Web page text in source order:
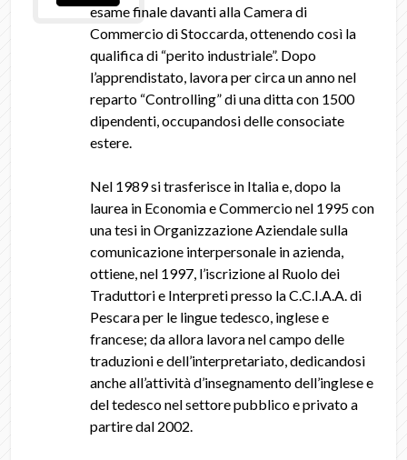
esame finale davanti alla Camera di
Commercio di Stoccarda, ottenendo così la
qualifica di “perito industriale”. Dopo
l’apprendistato, lavora per circa un anno nel
reparto “Controlling” di una ditta con 1500
dipendenti, occupandosi delle consociate
estere.
Nel 1989 si trasferisce in Italia e, dopo la
laurea in Economia e Commercio nel 1995 con
una tesi in Organizzazione Aziendale sulla
comunicazione interpersonale in azienda,
ottiene, nel 1997, l’iscrizione al Ruolo dei
Traduttori e Interpreti presso la C.C.I.A.A. di
Pescara per le lingue tedesco, inglese e
francese; da allora lavora nel campo delle
traduzioni e dell’interpretariato, dedicandosi
anche all’attività d’insegnamento dell’inglese e
del tedesco nel settore pubblico e privato a
partire dal 2002.